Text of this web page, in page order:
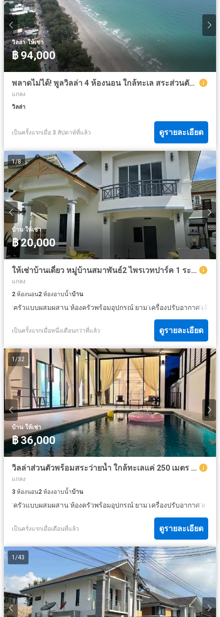
วิลล่า·ให้เช่า
฿ 94,000
พลาดไม่ได้! พูลวิลล่า 4 ห้องนอน ใกล้ทะเล สระส่วนตัวใหญ่ เพียง 8.65 ล้านบาท (ขาย/ให้เช่า)
แกลง
วิลล่า
เป็นครั้งแรกเมื่อ 3 สัปดาห์ที่แล้ว ดูรายละเอียด
1/8
บ้าน·ให้เช่า
฿ 20,000
ให้เช่าบ้านเดี่ยว หมู่บ้านสมาพันธ์2 ไพรเวทปาร์ค 1 ระยอง ขนาดพื้นที่ 54 ตรว. ขนาด 2 นอน 2 น้ำ
แกลง
2 ห้องนอน2 ห้องอาบน้ำบ้าน
·ครัวแบบผสมผสาน·ห้องครัวพร้อมอุปกรณ์·ยาม·เครื่องปรับอากาศ·เจ้าห
เป็นครั้งแรกเมื่อหนึ่งเดือนกว่าที่แล้ว ดูรายละเอียด
1 /32
บ้าน·ให้เช่า
฿ 36,000
วิลล่าส่วนตัวพร้อมสระว่ายน้ำ ใกล้ทะเลแค่ 250 เมตร | บ้านเพ, ระยอง
แกลง
3 ห้องนอน2 ห้องอาบน้ำบ้าน
·ครัวแบบผสมผสาน·ห้องครัวพร้อมอุปกรณ์·ยาม·เครื่องปรับอากาศ·ลาน
เป็นครั่งแรกเมื่อเดือนที่แล้ว ดูรายละเอียด
1 /43